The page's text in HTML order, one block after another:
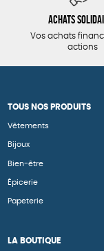
Achats
Vos achats
actions
TOUS NOS PRODUITS
Vêtements
Bijoux
Bien-être
Épicerie
Papeterie
LA BOUTIQUE